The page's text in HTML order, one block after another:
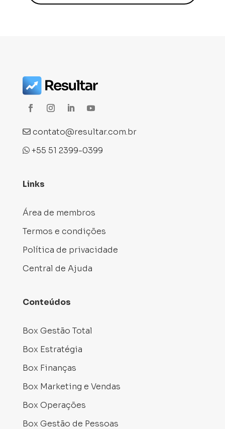
contato@resultar.com.br
+55 51 2399-0399
Links
Área de membros
Termos e condições
Política de privacidade
Central de Ajuda
Conteúdos
Box Gestão Total
Box Estratégia
Box Finanças
Box Marketing e Vendas
Box Operações
Box Gestão de Pessoas